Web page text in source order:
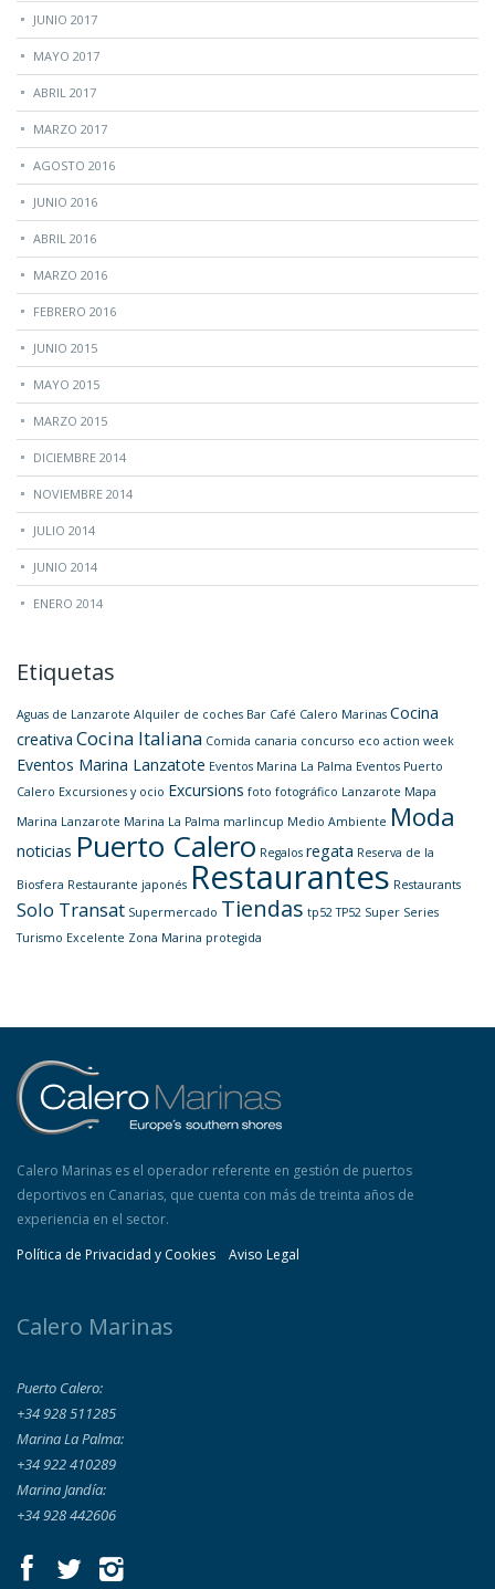
JUNIO 2017
MAYO 2017
ABRIL 2017
MARZO 2017
AGOSTO 2016
JUNIO 2016
ABRIL 2016
MARZO 2016
FEBRERO 2016
JUNIO 2015
MAYO 2015
MARZO 2015
DICIEMBRE 2014
NOVIEMBRE 2014
JULIO 2014
JUNIO 2014
ENERO 2014
Etiquetas
Aguas de Lanzarote Alquiler de coches Bar Café Calero Marinas Cocina
creativa Cocina Italiana Comida canaria concurso eco action week
Eventos Marina Lanzatote Eventos Marina La Palma Eventos Puerto
Calero Excursiones y ocio Excursions foto fotográfico Lanzarote Mapa
Marina Lanzarote Marina La Palma marlincup Medio Ambiente Moda
noticias Puerto Calero Regalos regata Reserva de la
Biosfera Restaurante japonés Restaurantes Restaurants
Solo Transat Supermercado Tiendas tp52 TP52 Super Series
Turismo Excelente Zona Marina protegida
Calero Marinas es el operador referente en gestión de puertos
deportivos en Canarias, que cuenta con más de treinta años de
experiencia en el sector.
Política de Privacidad y Cookies
Aviso Legal
Calero Marinas
Puerto Calero:
+34 928 511285
Marina La Palma:
+34 922 410289
Marina Jandía:
+34 928 442606